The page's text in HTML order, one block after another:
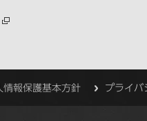
情報保護基本方針 プライバ